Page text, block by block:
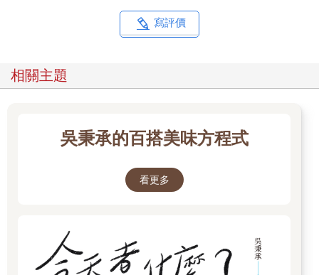
寫評價
相關主題
吳秉承的百搭美味方程式
看更多